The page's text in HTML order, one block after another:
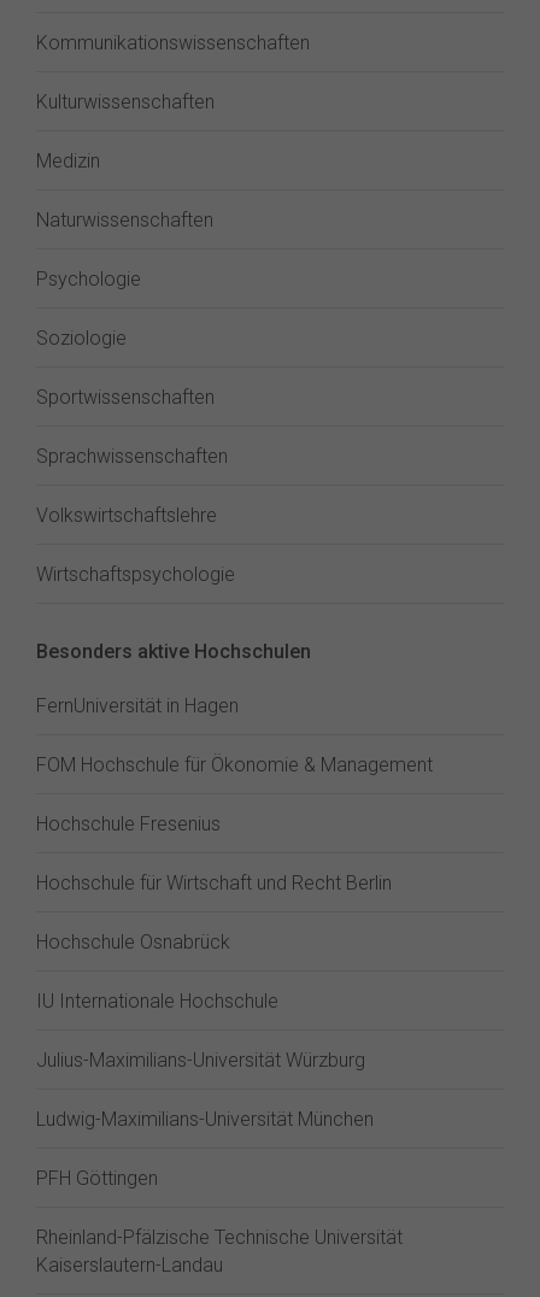
Kommunikationswissenschaften
Kulturwissenschaften
Medizin
Naturwissenschaften
Psychologie
Soziologie
Sportwissenschaften
Sprachwissenschaften
Volkswirtschaftslehre
Wirtschaftspsychologie
Besonders aktive Hochschulen
FernUniversität in Hagen
FOM Hochschule für Ökonomie & Management
Hochschule Fresenius
Hochschule für Wirtschaft und Recht Berlin
Hochschule Osnabrück
IU Internationale Hochschule
Julius-Maximilians-Universität Würzburg
Ludwig-Maximilians-Universität München
PFH Göttingen
Rheinland-Pfälzische Technische Universität
Kaiserslautern-Landau